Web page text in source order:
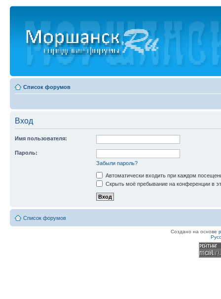
Список форумов
Вход
Имя пользователя:
Пароль:
Забыли пароль?
Автоматически входить при каждом
Скрыть моё пребывание на конференции в
Список форумов
Создано на основе